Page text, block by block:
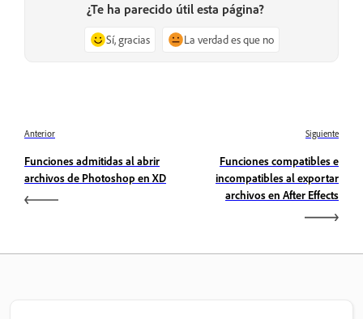
¿Te ha parecido útil esta página?
Sí, gracias La verdad es que no
Anterior
Funciones admitidas al abrir
archivos de Photoshop en XD
Siguiente
Funciones compatibles e
incompatibles al exportar
archivos en After Effects